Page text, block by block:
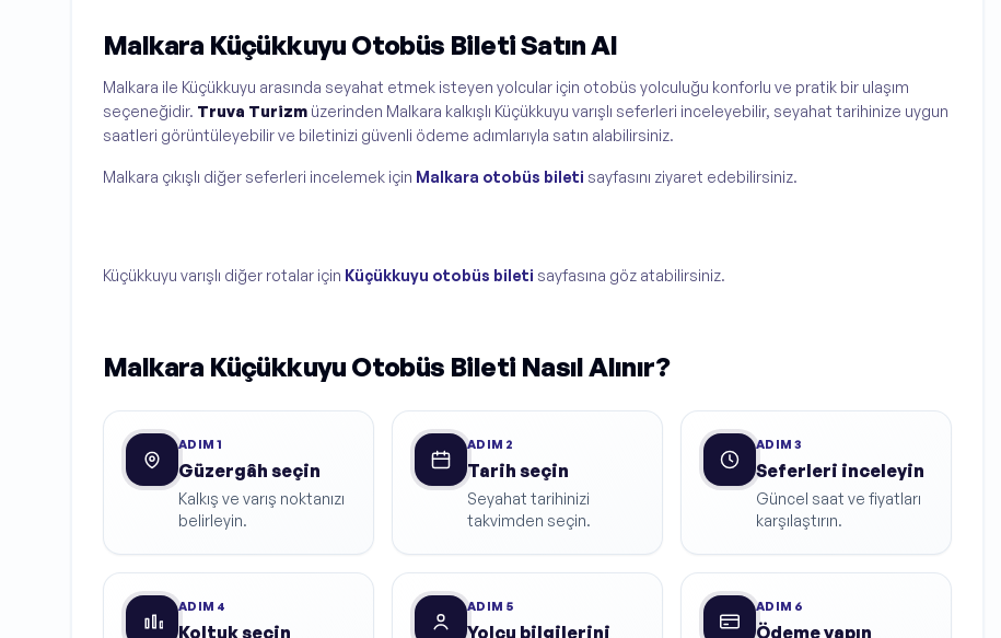
Malkara Küçükkuyu Otobüs Bileti Satın Al
Malkara ile Küçükkuyu arasında seyahat etmek isteyen yolcular için otobüs yolculuğu konforlu ve pratik bir ulaşım
seçeneğidir. Truva Turizm üzerinden Malkara kalkışlı Küçükkuyu varışlı seferleri inceleyebilir, seyahat tarihinize uygun
saatleri görüntüleyebilir ve biletinizi güvenli ödeme adımlarıyla satın alabilirsiniz.
Malkara çıkışlı diğer seferleri incelemek için Malkara otobüs bileti sayfasını ziyaret edebilirsiniz.
Küçükkuyu varışlı diğer rotalar için Küçükkuyu otobüs bileti sayfasına göz atabilirsiniz.
Malkara Küçükkuyu Otobüs Bileti Nasıl Alınır?
ADIM1
Güzergâh seçin
Kalkış ve varış noktanızı
belirleyin.
ADIM 2
Tarih seçin
Seyahat tarihinizi
takvimden seçin.
ADIM3
Seferleri inceleyin
Güncel saat ve fiyatları
karşılaştırın.
ADIM 4
Koltuk seçin
ADIM 5
Yolcu bilgilerini
ADIM 6
Ödeme yapın